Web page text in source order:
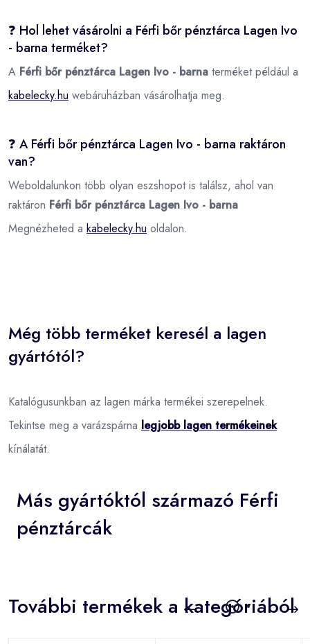
❓ Hol lehet vásárolni a Férfi bőr pénztárca Lagen Ivo
- barna terméket?
A Férfi bőr pénztárca Lagen Ivo - barna terméket például a
kabelecky.hu webáruházban vásárolhatja meg.
❓ A Férfi bőr pénztárca Lagen Ivo - barna raktáron
van?
Weboldalunkon több olyan eszshopot is találsz, ahol van
raktáron Férfi bőr pénztárca Lagen Ivo - barna
Megnézheted a kabelecky.hu oldalon.
Még több terméket keresél a lagen
gyártótól?
Katalógusunkban az lagen márka termékei szerepelnek.
Tekintse meg a varázspárna legjobb lagen termékeinek
kínálatát.
Más gyártóktól származó Férfi
pénztárcák
További termékek a kategóriából